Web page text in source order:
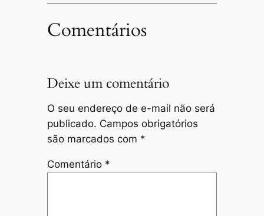
Comentários
Deixe um comentário
O seu endereço de e-mail não será
publicado. Campos obrigatórios
são marcados com *
Comentário *